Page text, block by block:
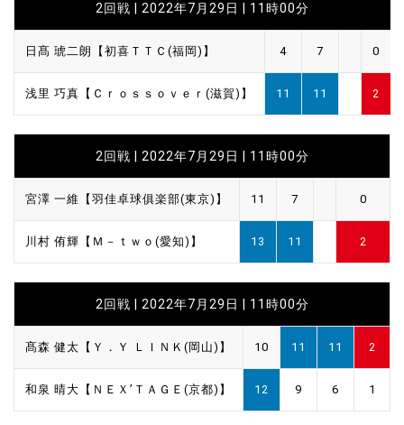
2回戦 | 2022年7月29日 | 11時00分
日髙 琥二朗【初喜ＴＴＣ(福岡)】 4 7 0
浅里 巧真【Ｃｒｏｓｓｏｖｅｒ(滋賀)】 11 11 2
2回戦 | 2022年7月29日 | 11時00分
宮澤 一維【羽佳卓球俱楽部(東京)】 11 7 0
川村 侑輝【Ｍ－ｔｗｏ(愛知)】 13 11 2
2回戦 | 2022年7月29日 | 11時00分
髙森 健太【Ｙ．Ｙ ＬＩＮＫ(岡山)】 10 11 11 2
和泉 晴大【ＮＥＸ’ＴＡＧＥ(京都)】 12 9 6 1